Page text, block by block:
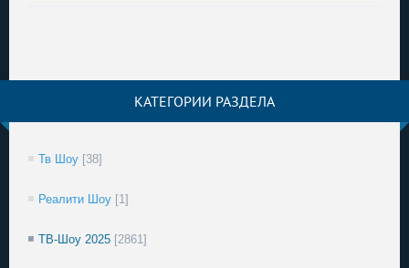
КАТЕГОРИИ РАЗДЕЛА
Тв Шоу [38]
Реалити Шоу [1]
ТВ-Шоу 2025 [2861]